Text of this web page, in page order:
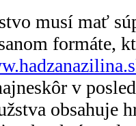
musí mať
formáte,
v
obsahuje